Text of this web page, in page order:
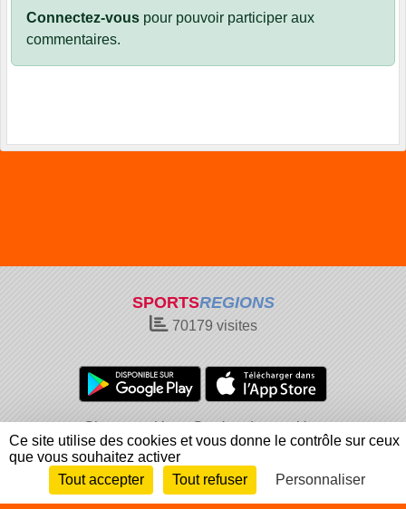
Connectez-vous pour pouvoir participer aux
commentaires.
SPORTSREGIONS
70179 visites
Charte cookies
Gestion des cookies
Informations légales
Signaler un contenu inapproprié
Envie de participer ? Connexion
Ce site utilise des cookies et vous donne le contrôle sur ceux
que vous souhaitez activer
Tout accepter
Tout refuser Personnaliser